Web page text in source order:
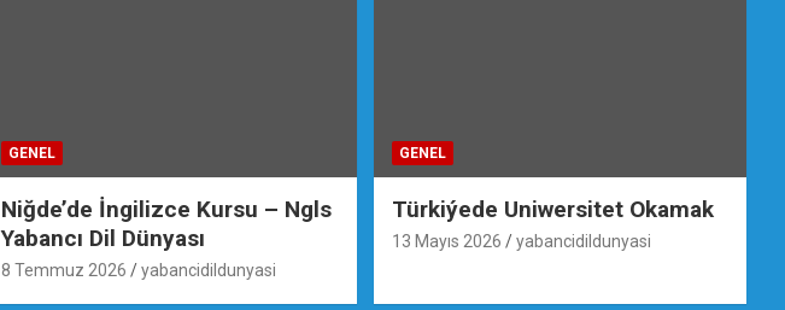
GENEL
Niğde’de İngilizce Kursu – Ngls
Yabancı Dil Dünyası
8 Temmuz 2026 yabancidildunyasi
GENEL
Türkiýede Uniwersitet Okamak
13 Mayıs 2026 yabancidildunyasi